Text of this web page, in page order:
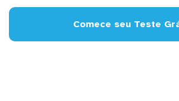
Comece seu Teste